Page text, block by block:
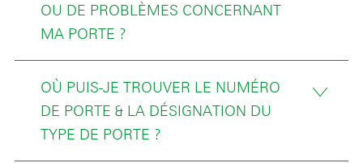
OU DE PROBLÈMES CONCERNANT
MA PORTE ?
OÙ PUIS-JE TROUVER LE NUMÉRO
DE PORTE & LA DÉSIGNATION DU
TYPE DE PORTE ?